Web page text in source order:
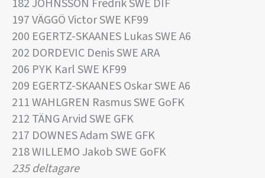
182 JOHNSSON Fredrik SWE DIF
197 VÄGGÖ Victor SWE KF99
200 EGERTZ-SKAANES Lukas SWE A6
202 DORDEVIC Denis SWE ARA
206 PYK Karl SWE KF99
209 EGERTZ-SKAANES Oskar SWE A6
211 WAHLGREN Rasmus SWE GoFK
212 TÄNG Arvid SWE GFK
217 DOWNES Adam SWE GFK
218 WILLEMO Jakob SWE GoFK
235 deltagare